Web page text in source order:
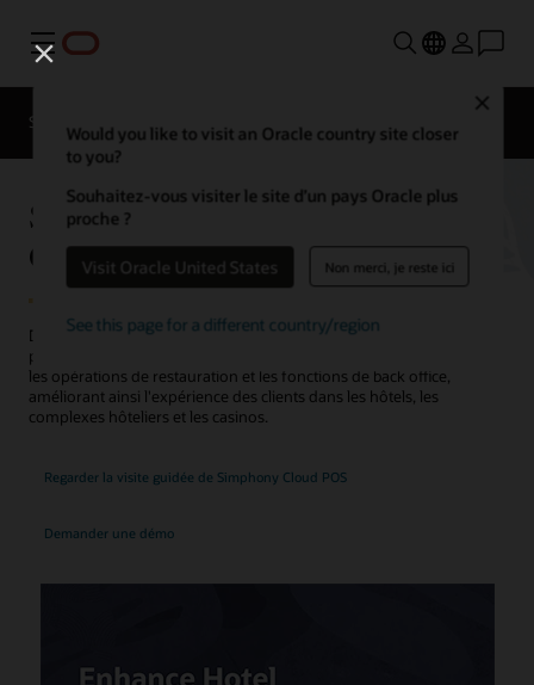
Menu
Would you like to visit an Oracle country site closer
to you?
Souhaitez-vous visiter le site d’un pays Oracle plus
proche ?
Visit Oracle United States Non merci, je reste ici
See this page for a different country/region
Solutions
Contacter
expert en
Système de point de vente d'hôtel :
Oracle MICROS Simphony
Découvrez comment le système de point de vente (POS) d'Oracle
pour les restaurants, les bars, les cafés et les restaurants orchestre
les opérations de restauration et les fonctions de back office,
améliorant ainsi l'expérience des clients dans les hôtels, les
complexes hôteliers et les casinos.
Regarder la visite guidée de Simphony Cloud POS
Demander une démo